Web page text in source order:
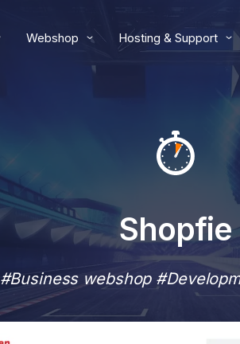
Webshop Hosting & Support
Shopfie
#Business webshop